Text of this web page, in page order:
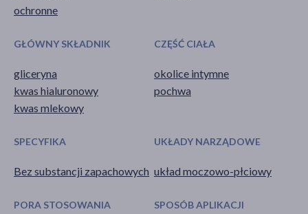
ochronne
GŁÓWNY SKŁADNIK
gliceryna
kwas hialuronowy
kwas mlekowy
CZĘŚĆ CIAŁA
okolice intymne
pochwa
SPECYFIKA
Bez substancji zapachowych
UKŁADY NARZĄDOWE
układ moczowo-płciowy
PORA STOSOWANIA SPOSÓB APLIKACJI